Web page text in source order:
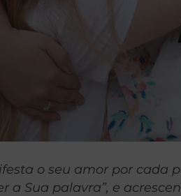
o seu amor por cada
a Sua palavra”, e